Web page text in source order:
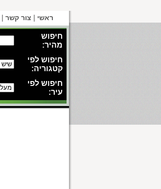
ראשי | צור קשר |
חיפוש
מהיר:
חיפוש לפי
קטגוריה:
חיפוש לפי
עיר: